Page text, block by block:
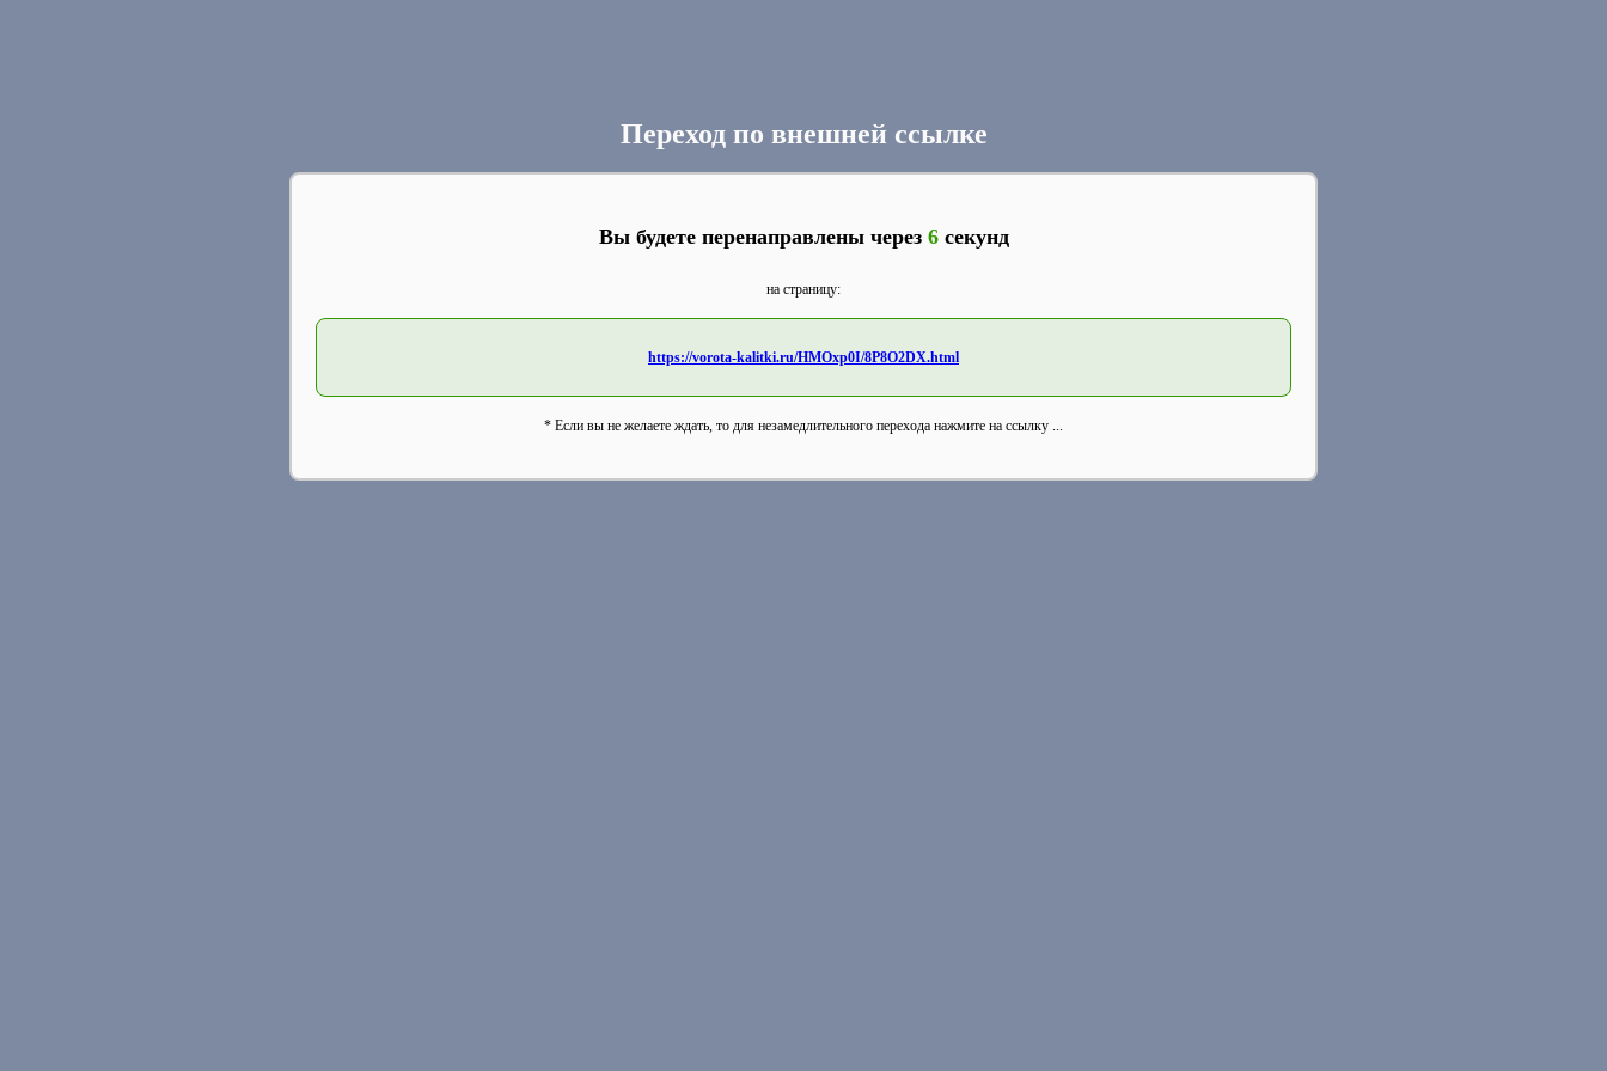
Переход по внешней ссылке
Вы будете перенаправлены через 6секунд
на страницу:
https://vorota-kalitki.ru/HMOxp0I/8P8O2DX.html
* Если вы не желаете ждать, то для незамедлительного перехода нажмите на ссылку ...